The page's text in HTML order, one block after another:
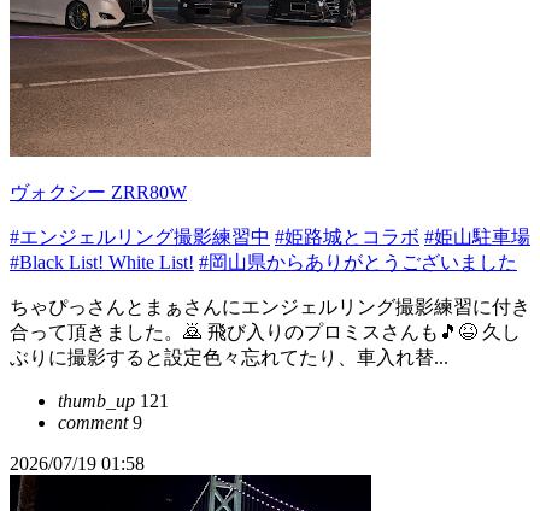
ヴォクシー ZRR80W
#エンジェルリング撮影練習中 #姫路城とコラボ #姫山駐車場
#Black List! White List! #岡山県からありがとうございました
ちゃぴっさんとまぁさんにエンジェルリング撮影練習に付き
合って頂きました。🙇 飛び入りのプロミスさんも🎵😆 久し
ぶりに撮影すると設定色々忘れてたり、車入れ替...
thumb_up 121
comment9
2026/07/19 01:58